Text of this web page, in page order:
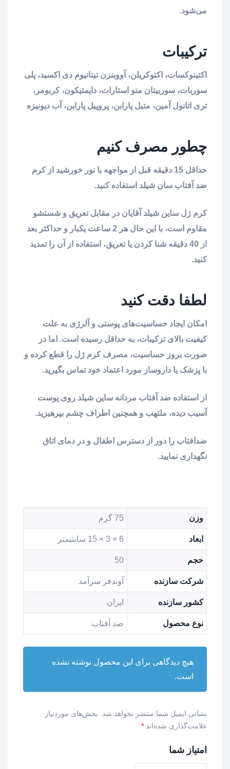
می‌شود.
ترکیبات
اکتینوکسات، اکتوکریلن، آووبنزن تیتانیوم دی اکسید، پلی
سوربات، سوربیتان منو استارات، دایمتیکون، کربومر،
تری اتانول آمین، متیل پارابن، پروپیل پارابن، آب دیونیزه
چطور مصرف کنیم
حداقل 15 دقیقه قبل از مواجهه با نور خورشید از کرم
ضد آفتاب سان شیلد استفاده کنید.
کرم ژل ساین شیلد آقایان در مقابل تعریق و شستشو
مقاوم است، با این حال هر 2 ساعت یکبار و حداکثر بعد
از 40 دقیقه شنا کردن یا تعریق، استفاده از آن را تمدید
کنید.
لطفا دقت کنید
امکان ایجاد حساسیت‌های پوستی و آلرژی به علت
کیفیت بالای ترکیبات، به حداقل رسیده است. اما در
صورت بروز حساسیت، مصرف کرم ژل را قطع کرده و
با پزشک یا داروساز مورد اعتماد خود تماس بگیرید.
از استفاده ضد آفتاب مردانه ساین شیلد روی پوست
آسیب دیده، ملتهب و همچنین اطراف چشم بپرهیزید.
ضدافتاب را دور از دسترس اطفال و در دمای اتاق
نگهداری نمایید.
وزن 75 گرم
ابعاد 6 × 3 × 15 سانتیمتر
حجم 50
شرکت سازنده آوندفر سرآمد
کشور سازنده ایران
نوع محصول ضد آفتاب
هیچ دیدگاهی برای این محصول نوشته نشده
است.
نشانی ایمیل شما منتشر نخواهد شد. بخش‌های موردنیاز
علامت‌گذاری شده‌اند *
امتیاز شما